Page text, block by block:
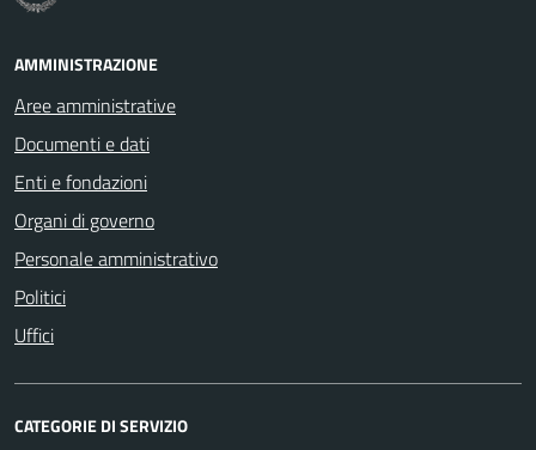
AMMINISTRAZIONE
Aree amministrative
Documenti e dati
Enti e fondazioni
Organi di governo
Personale amministrativo
Politici
Uffici
CATEGORIE DI SERVIZIO